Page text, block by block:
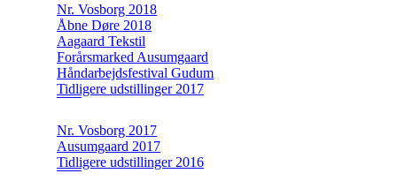
Nr. Vosborg 2018
Åbne Døre 2018
Aagaard Tekstil
Forårsmarked Ausumgaard
Håndarbejdsfestival Gudum
Tidligere udstillinger 2017
Nr. Vosborg 2017
Ausumgaard 2017
Tidligere udstillinger 2016